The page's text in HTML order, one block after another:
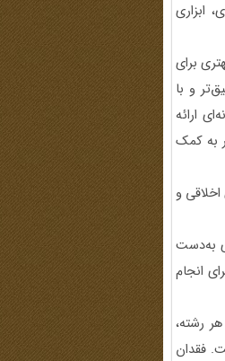
ابزاری
برای
و با
ارائه
به کمک
و
به‌دست
انجام
رشته،
فقدان